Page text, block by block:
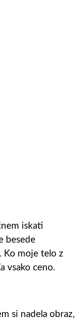
iskati
besede
Ko moje telo z
vsako ceno.
si nadela obraz,